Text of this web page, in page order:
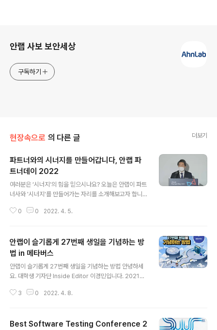
안랩 사보 보안세상
구독하기
현장속으로 의 다른 글 더보기
파트너와의 시너지를 만들어갑니다, 안랩 파
트너데이 2022
여러분은 ‘시너지’의 힘을 믿으시나요? 오늘은 안랩이 파트
너사와 '시너지'를 만들어가는 자리를 소개해보고자 합니
과 서비스를 판매하고 지원하는 협력관계의 기업을 일컫습
해의 행사에서는 안랩의 사업 전략과 파트너 정책 및 프로
그램, 기술지원 정책을 살펴볼 수 있었는데요, 저 박현수 기
자가 그 현장에 다녀왔습니다. 2021년을 돌아보고, 2022
년을 준비하다 첫번째 연사는 강석균 대표이사님입니다.
파한 해이며, 특히 네트워크 보안 분야는 60% 이상 성장
0 0 2022. 4. 5.
안랩이 슬기롭게 27번째 생일을 기념하는 방
법 in 메타버스
안랩이 슬기롭게 27번째 생일을 기념하는 방법 안녕하세
요. 대학생 기자단 Inside Editor 이경민입니다. 2021년
랫폼 게더타운에서 ‘따로 또 같이 함께하는 가치’ 비대면 행
행사를 진행했다고 하네요!) 게더타운 내의 ‘안랩월드’에는
3 0 2022. 4. 8.
Best Software Testing Conference 2